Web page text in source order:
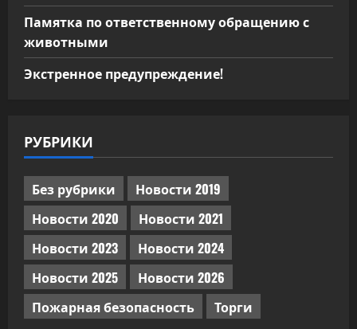
Памятка по ответственному обращению с
животными
Экстренное предупреждение!
РУБРИКИ
Без рубрики
Новости 2019
Новости 2020
Новости 2021
Новости 2023
Новости 2024
Новости 2025
Новости 2026
Пожарная безопасность
Торги